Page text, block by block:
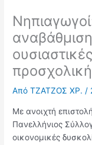
ΑπόΤΖΑΤΖΟΣ ΧΡ./
Με ανοιχτή
Πανελλήνιος
οικονομικές